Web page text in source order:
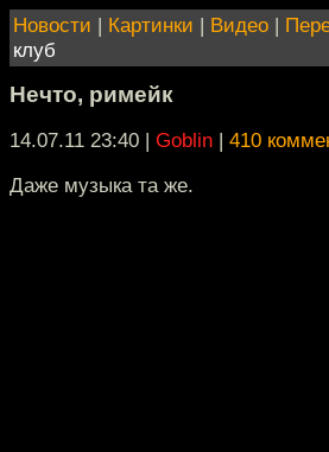
Новости | Картинки | Видео |
клуб
Нечто, римейк
14.07.11 23:40 | Goblin | 410
Даже музыка та же.